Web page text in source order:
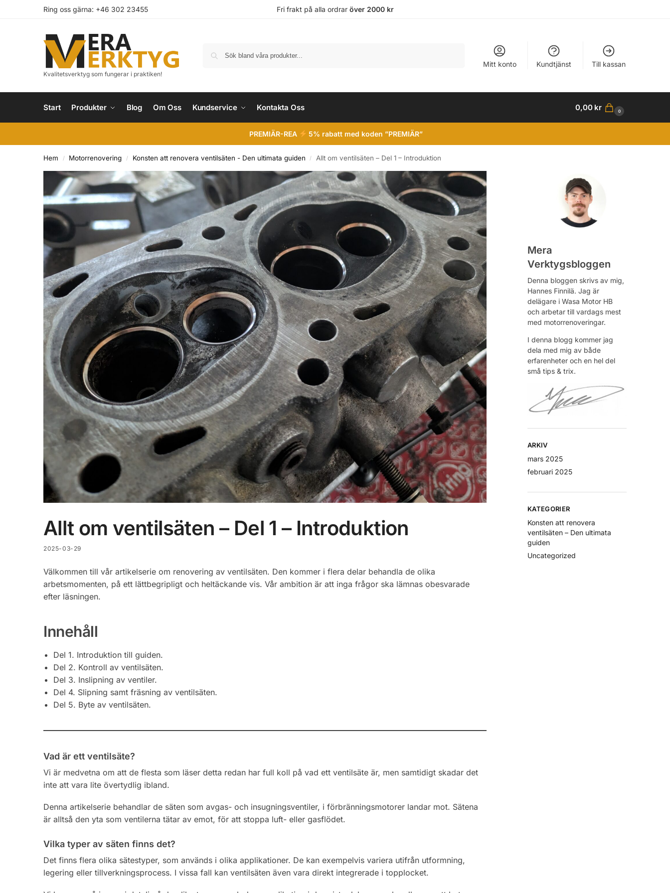
Ring oss gärna: +46 302 23455 Fri frakt på alla ordrar över 2000 kr
Kvalitetsverktyg som fungerar i praktiken!
Mitt konto Kundtjänst Till kassan
Start Produkter Blog Om Oss Kundservice Kontakta Oss 0,00 kr 0
PREMIÄR-REA 5% rabatt med koden ”PREMIÄR”
Hem / Motorrenovering / Konsten att renovera ventilsäten - Den ultimata guiden / Allt om ventilsäten – Del 1 – Introduktion
Allt om ventilsäten – Del 1 – Introduktion
2025-03-29
Välkommen till vår artikelserie om renovering av ventilsäten. Den kommer i flera delar behandla de olika
arbetsmomenten, på ett lättbegripligt och heltäckande vis. Vår ambition är att inga frågor ska lämnas obesvarade
efter läsningen.
Innehåll
Del 1. Introduktion till guiden.
Del 2. Kontroll av ventilsäten.
Del 3. Inslipning av ventiler.
Del 4. Slipning samt fräsning av ventilsäten.
Del 5. Byte av ventilsäten.
Vad är ett ventilsäte?
Vi är medvetna om att de flesta som läser detta redan har full koll på vad ett ventilsäte är, men samtidigt skadar det
inte att vara lite övertydlig ibland.
Denna artikelserie behandlar de säten som avgas- och insugningsventiler, i förbränningsmotorer landar mot. Sätena
är alltså den yta som ventilerna tätar av emot, för att stoppa luft- eller gasflödet.
Vilka typer av säten finns det?
Det finns flera olika sätestyper, som används i olika applikationer. De kan exempelvis variera utifrån utformning,
legering eller tillverkningsprocess. I vissa fall kan ventilsäten även vara direkt integrerade i topplocket.
Mera
Verktygsbloggen
Denna bloggen skrivs av mig,
Hannes Finnilä. Jag är
delägare i Wasa Motor HB
och arbetar till vardags mest
med motorrenoveringar.
I denna blogg kommer jag
dela med mig av både
erfarenheter och en hel del
små tips & trix.
ARKIV
mars 2025
februari 2025
KATEGORIER
Konsten att renovera
ventilsäten – Den ultimata
guiden
Uncategorized